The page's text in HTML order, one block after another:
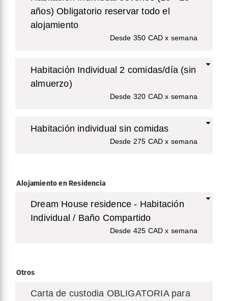
años) Obligatorio reservar todo el
alojamiento
Desde 350 CAD x semana
Habitación Individual 2 comidas/día (sin
almuerzo)
Desde 320 CAD x semana
Habitación individual sin comidas
Desde 275 CAD x semana
Alojamiento en Residencia
Dream House residence - Habitación
Individual / Baño Compartido
Desde 425 CAD x semana
Otros
Carta de custodia OBLIGATORIA para